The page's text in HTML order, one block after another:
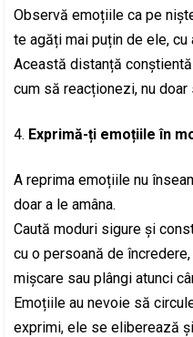
Observă emoțiile ca pe
te agăți mai puțin de ele,
Această distanță
cum să reacționezi, nu
Exprimă-ți emoțiile în
A reprima emoțiile nu
doar a le amâna.
Caută moduri sigure și
cu o persoană de
mișcare sau plângi atunci
Emoțiile au nevoie să
exprimi, ele se eliberează